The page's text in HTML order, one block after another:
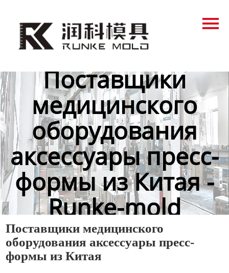
Продукция
Контакты
Поставщики
медицинского
оборудования
аксессуары пресс-
формы из Китая -
Runke-mold
Поставщики медицинского
оборудования аксессуары пресс-
формы из Китая